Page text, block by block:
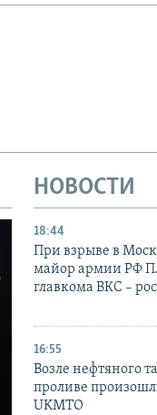
НОВОСТИ
18:44
При взрыве в
майор армии РФ
главкома ВКС –
16:55
Возле нефтяного
проливе
UKMTO